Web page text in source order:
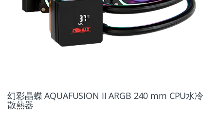
幻彩晶蝶 AQUAFUSION II ARGB 240 mm CPU水冷
散熱器